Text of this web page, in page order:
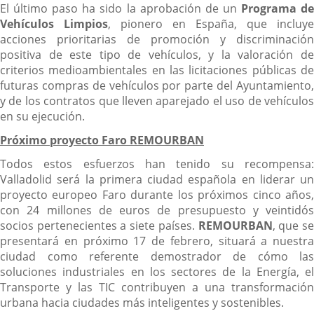
El último paso ha sido la aprobación de un Programa de
Vehículos Limpios, pionero en España, que incluye
acciones prioritarias de promoción y discriminación
positiva de este tipo de vehículos, y la valoración de
criterios medioambientales en las licitaciones públicas de
futuras compras de vehículos por parte del Ayuntamiento,
y de los contratos que lleven aparejado el uso de vehículos
en su ejecución.
Próximo proyecto Faro REMOURBAN
Todos estos esfuerzos han tenido su recompensa:
Valladolid será la primera ciudad española en liderar un
proyecto europeo Faro durante los próximos cinco años,
con 24 millones de euros de presupuesto y veintidós
socios pertenecientes a siete países. REMOURBAN, que se
presentará en próximo 17 de febrero, situará a nuestra
ciudad como referente demostrador de cómo las
soluciones industriales en los sectores de la Energía, el
Transporte y las TIC contribuyen a una transformación
urbana hacia ciudades más inteligentes y sostenibles.